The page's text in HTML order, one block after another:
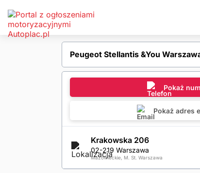
Peugeot Stellantis &You
Pokaż
Pokaż adres
Krakowska 206
02-219 Warszawa
Mazowieckie, M. St. Warszawa